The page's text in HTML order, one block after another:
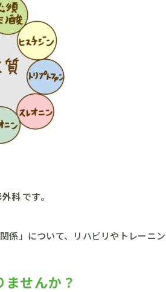
科です。
係」について、リハビリやトレーニ
せんか？